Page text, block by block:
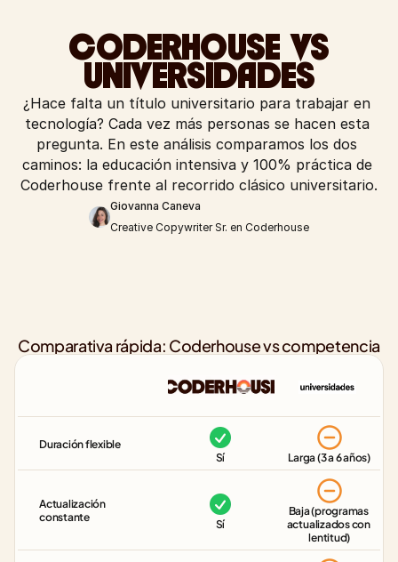
CODERHOUSE VS
UNIVERSIDADES
¿Hace falta un título universitario para trabajar en
tecnología? Cada vez más personas se hacen esta
pregunta. En este análisis comparamos los dos
caminos: la educación intensiva y 100% práctica de
Coderhouse frente al recorrido clásico universitario.
Giovanna Caneva
Creative Copywriter Sr. en Coderhouse
Comparativa rápida: Coderhouse vs competencia
Duración flexible
Sí
Larga (3 a 6 años)
Actualización
constante
Sí
Baja (programas
actualizados con
lentitud)